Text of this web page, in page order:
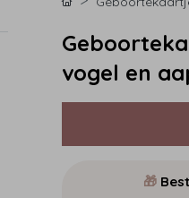
vogel en
🎁